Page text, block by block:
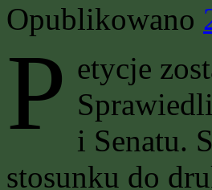
Opublikowano
P etycje
i Senatu.
stosunku do